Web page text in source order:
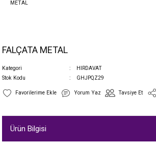
FALÇATA METAL
Kategori
HIRDAVAT
Stok Kodu
GHJPQZ29
Yorum Yaz Tavsiye Et
Ürün Bilgisi